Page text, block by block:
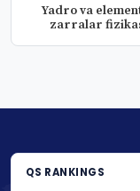
Yadro va
zarralar
QS RANKINGS